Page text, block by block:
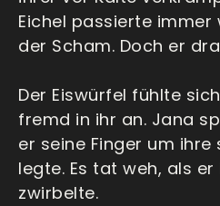
Eichel passierte
der Scham. Doch er
Der Eiswürfel fühlte
fremd in ihr an. Jana
er seine Finger um
legte. Es tat weh, als er
zwirbelte.